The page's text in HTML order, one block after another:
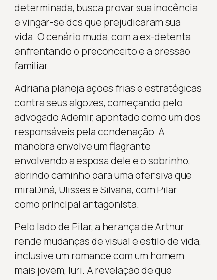
determinada, busca provar sua inocência
e vingar-se dos que prejudicaram sua
vida. O cenário muda, com a ex-detenta
enfrentando o preconceito e a pressão
familiar.
Adriana planeja ações frias e estratégicas
contra seus algozes, começando pelo
advogado Ademir, apontado como um dos
responsáveis pela condenação. A
manobra envolve um flagrante
envolvendo a esposa dele e o sobrinho,
abrindo caminho para uma ofensiva que
miraDiná, Ulisses e Silvana, com Pilar
como principal antagonista.
Pelo lado de Pilar, a herança de Arthur
rende mudanças de visual e estilo de vida,
inclusive um romance com um homem
mais jovem, Iuri. A revelação de que